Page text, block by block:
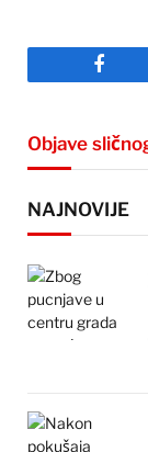
Objave
NAJNOVIJE